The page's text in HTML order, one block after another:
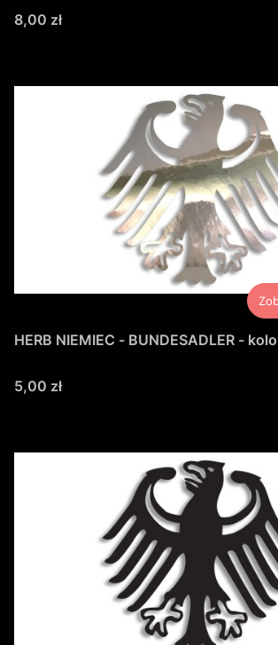
Cena
8,00 zł
HERB NIEMIEC - BUNDESADLER -
Cena
5,00 zł